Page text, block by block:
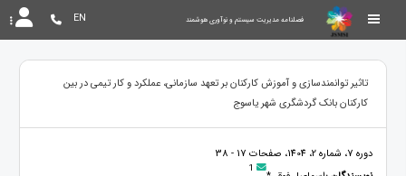
فصلنامه مدیریت سیستم و نوآوری هوشمند EN
تاثیر توانمندسازی و آموزش کارکنان بر تعهد سازمانی، عملکرد و کار تیمی در بین
کارکنان بانک گردشگری شهر یاسوج
دوره 7، شماره 2، 1404، صفحات 17 - 38
1